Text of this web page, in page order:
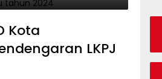
Kota
LKPJ